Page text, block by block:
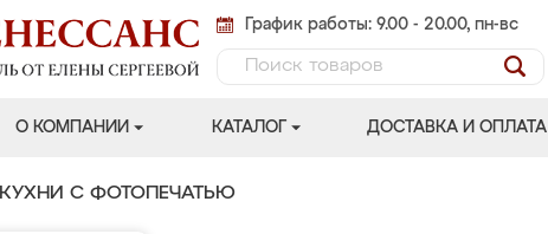
График работы: 9.00 - 20.00, пн-вс
О КОМПАНИИ КАТАЛОГ ДОСТАВКА И ОПЛАТА
КУХНИ С ФОТОПЕЧАТЬЮ